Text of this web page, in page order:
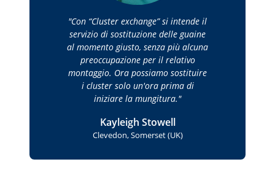
Con “Cluster exchange” si intende il
servizio di sostituzione delle guaine
al momento giusto, senza più alcuna
preoccupazione per il relativo
montaggio. Ora possiamo sostituire
i cluster solo un'ora prima di
iniziare la mungitura.
Kayleigh Stowell
Clevedon, Somerset (UK)